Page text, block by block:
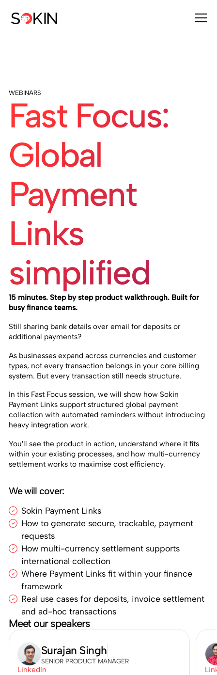
WEBINARS
Fast Focus:
Global
Payment
Links
simplified
15 minutes. Step by step product walkthrough. Built for
busy finance teams.
Still sharing bank details over email for deposits or
additional payments?
As businesses expand across currencies and customer
types, not every transaction belongs in your core billing
system. But every transaction still needs structure.
In this Fast Focus session, we will show how Sokin
Payment Links support structured global payment
collection with automated reminders without introducing
heavy integration work.
You’ll see the product in action, understand where it fits
within your existing processes, and how multi-currency
settlement works to maximise cost efficiency.
We will cover:
Sokin Payment Links
How to generate secure, trackable, payment
requests
How multi-currency settlement supports
international collection
Where Payment Links fit within your finance
framework
Real use cases for deposits, invoice settlement
and ad-hoc transactions
Meet our speakers
Surajan Singh
SENIOR PRODUCT MANAGER
LinkedIn